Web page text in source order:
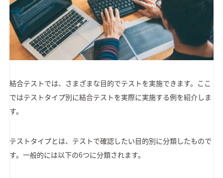
結合テストでは、さまざまな目的でテストを実施できます。ここ
ではテストタイプ別に結合テストを実際に実施する例を紹介しま
す。
テストタイプとは、テストで確認したい目的別に分類したもので
す。一般的には以下の6つに分類されます。